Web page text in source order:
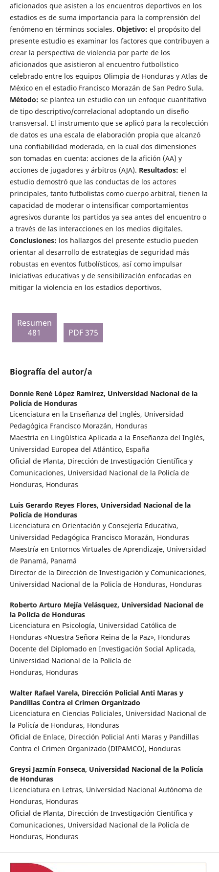
aficionados que asisten a los encuentros deportivos en los
estadios es de suma importancia para la comprensión del
fenómeno en términos sociales. Objetivo: el propósito del
presente estudio es examinar los factores que contribuyen a
crear la perspectiva de violencia por parte de los
aficionados que asistieron al encuentro futbolístico
celebrado entre los equipos Olimpia de Honduras y Atlas de
México en el estadio Francisco Morazán de San Pedro Sula.
Método: se plantea un estudio con un enfoque cuantitativo
de tipo descriptivo/correlacional adoptando un diseño
transversal. El instrumento que se aplicó para la recolección
de datos es una escala de elaboración propia que alcanzó
una confiabilidad moderada, en la cual dos dimensiones
son tomadas en cuenta: acciones de la afición (AA) y
acciones de jugadores y árbitros (AJA). Resultados: el
estudio demostró que las conductas de los actores
principales, tanto futbolistas como cuerpo arbitral, tienen la
capacidad de moderar o intensificar comportamientos
agresivos durante los partidos ya sea antes del encuentro o
a través de las interacciones en los medios digitales.
Conclusiones: los hallazgos del presente estudio pueden
orientar al desarrollo de estrategias de seguridad más
robustas en eventos futbolísticos, así como impulsar
iniciativas educativas y de sensibilización enfocadas en
mitigar la violencia en los estadios deportivos.
Resumen
481
PDF 375
Biografía del autor/a
Donnie René López Ramírez, Universidad Nacional de la
Policía de Honduras
Licenciatura en la Enseñanza del Inglés, Universidad
Pedagógica Francisco Morazán, Honduras
Maestría en Lingüística Aplicada a la Enseñanza del Inglés,
Universidad Europea del Atlántico, España
Oficial de Planta, Dirección de Investigación Científica y
Comunicaciones, Universidad Nacional de la Policía de
Honduras, Honduras
Luis Gerardo Reyes Flores, Universidad Nacional de la
Policía de Honduras
Licenciatura en Orientación y Consejería Educativa,
Universidad Pedagógica Francisco Morazán, Honduras
Maestría en Entornos Virtuales de Aprendizaje, Universidad
de Panamá, Panamá
Director de la Dirección de Investigación y Comunicaciones,
Universidad Nacional de la Policía de Honduras, Honduras
Roberto Arturo Mejía Velásquez, Universidad Nacional de
la Policía de Honduras
Licenciatura en Psicología, Universidad Católica de
Honduras «Nuestra Señora Reina de la Paz», Honduras
Docente del Diplomado en Investigación Social Aplicada,
Universidad Nacional de la Policía de
Honduras, Honduras
Walter Rafael Varela, Dirección Policial Anti Maras y
Pandillas Contra el Crimen Organizado
Licenciatura en Ciencias Policiales, Universidad Nacional de
la Policía de Honduras, Honduras
Oficial de Enlace, Dirección Policial Anti Maras y Pandillas
Contra el Crimen Organizado (DIPAMCO), Honduras
Greysi Jazmín Fonseca, Universidad Nacional de la Policía
de Honduras
Licenciatura en Letras, Universidad Nacional Autónoma de
Honduras, Honduras
Oficial de Planta, Dirección de Investigación Científica y
Comunicaciones, Universidad Nacional de la Policía de
Honduras, Honduras